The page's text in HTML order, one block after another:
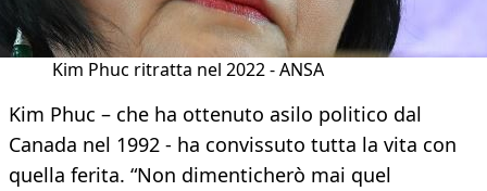
Kim Phuc ritratta nel 2022 - ANSA
Kim Phuc – che ha ottenuto asilo politico dal
Canada nel 1992 - ha convissuto tutta la vita con
quella ferita. “Non dimenticherò mai quel